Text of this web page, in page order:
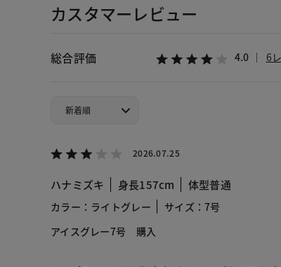
カスタマーレビュー
総合評価 4.0 6
2026.07.25
ハナミズキ 身長157cm 体型普通
カラー：ライトグレー
サイズ：7号
アイスグレー7号 購入